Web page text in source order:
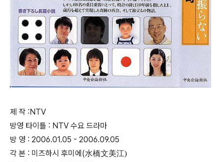
제 작 :NTV
방영 타이틀 : NTV 수요 드라마
방 영 : 2006.01.05 - 2006.09.05
각 본 : 미즈하시 후미에(水橋文美江)